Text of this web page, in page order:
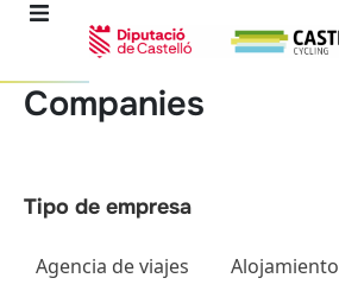
Skip
Companies
Agencia de viajes
Alojamiento